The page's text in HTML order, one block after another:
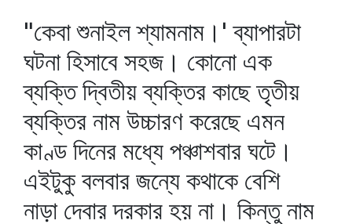
"কেবা শুনাইল শ্যামনাম।' ব্যাপারটা
ঘটনা হিসাবে সহজ। কোনো এক
ব্যক্তি দ্বিতীয় ব্যক্তির কাছে তৃতীয়
ব্যক্তির নাম উচ্চারণ করেছে এমন
কাণ্ড দিনের মধ্যে পঞ্চাশবার ঘটে।
এইটুকু বলবার জন্যে কথাকে বেশি
নাড়া দেবার দরকার হয় না। কিন্তু নাম